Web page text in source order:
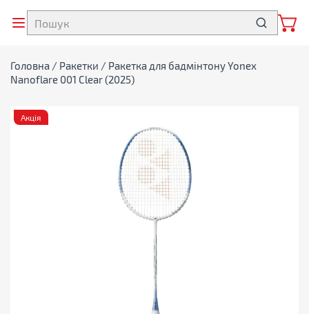
Головна / Ракетки / Ракетка для бадмінтону Yonex
Nanoflare 001 Clear (2025)
Акція